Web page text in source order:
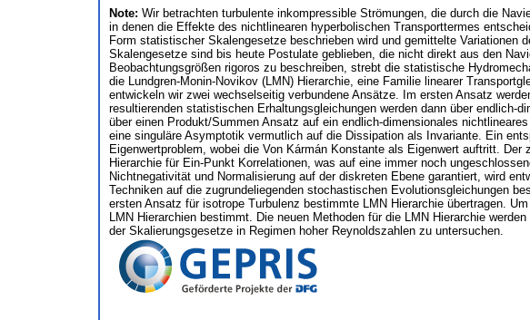
Note: Wir betrachten turbulente inkompressible Strömungen, die durch die
in denen die Effekte des nichtlinearen hyperbolischen Transporttermes
Form statistischer Skalengesetze beschrieben wird und gemittelte
Skalengesetze sind bis heute Postulate geblieben, die nicht direkt aus den
Beobachtungsgrößen rigoros zu beschreiben, strebt die statistische
die Lundgren-Monin-Novikov (LMN) Hierarchie, eine Familie linearer
entwickeln wir zwei wechselseitig verbundene Ansätze. Im ersten Ansatz
resultierenden statistischen Erhaltungsgleichungen werden dann über endlich-
über einen Produkt/Summen Ansatz auf ein endlich-dimensionales
eine singuläre Asymptotik vermutlich auf die Dissipation als Invariante. Ein
Eigenwertproblem, wobei die Von Kármán Konstante als Eigenwert auftritt.
Hierarchie für Ein-Punkt Korrelationen, was auf eine immer noch
Nichtnegativität und Normalisierung auf der diskreten Ebene garantiert, wird
Techniken auf die zugrundeliegenden stochastischen Evolutionsgleichungen
ersten Ansatz für isotrope Turbulenz bestimmte LMN Hierarchie übertragen.
LMN Hierarchien bestimmt. Die neuen Methoden für die LMN Hierarchie
der Skalierungsgesetze in Regimen hoher Reynoldszahlen zu untersuchen.